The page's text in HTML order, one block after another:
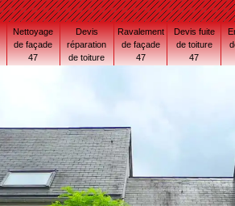
Nettoyage
de façade
47
Devis
réparation
de toiture
Ravalement
de façade
47
Devis fuite
de toiture
47